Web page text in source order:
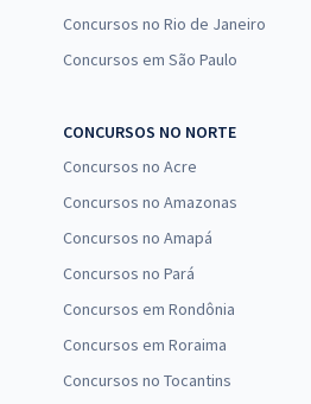
Concursos no Rio de Janeiro
Concursos em São Paulo
CONCURSOS NO NORTE
Concursos no Acre
Concursos no Amazonas
Concursos no Amapá
Concursos no Pará
Concursos em Rondônia
Concursos em Roraima
Concursos no Tocantins